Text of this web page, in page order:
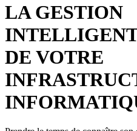
LA GESTION
DE VOTRE